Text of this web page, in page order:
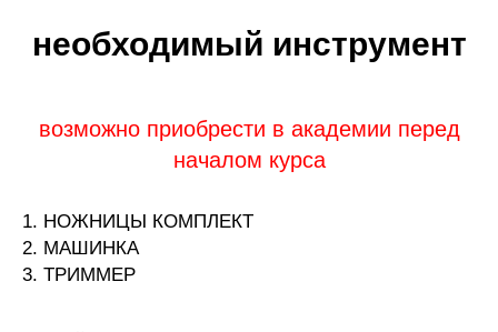
необходимый инструмент
возможно приобрести в академии перед
началом курса
1. НОЖНИЦЫ КОМПЛЕКТ
2. МАШИНКА
3. ТРИММЕР